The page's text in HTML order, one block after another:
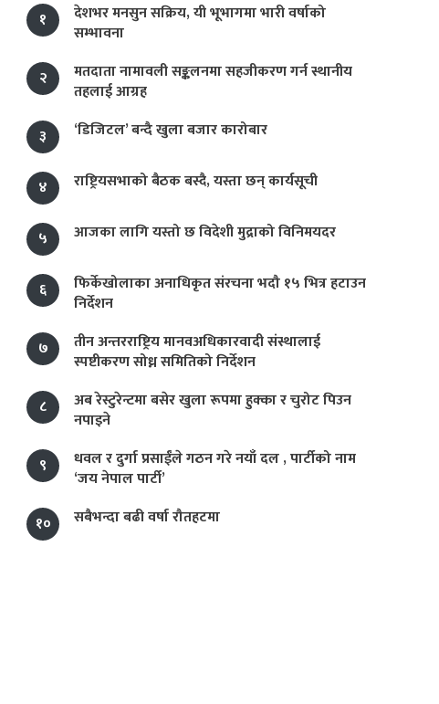
१
देशभर मनसुन सक्रिय, यी भूभागमा भारी वर्षाको
सम्भावना
२
मतदाता नामावली सङ्कलनमा सहजीकरण गर्न स्थानीय
तहलाई आग्रह
३
‘डिजिटल’ बन्दै खुला बजार कारोबार
४ राष्ट्रियसभाको बैठक बस्दै, यस्ता छन् कार्यसूची
५ आजका लागि यस्तो छ विदेशी मुद्राको विनिमयदर
६
फिर्केखोलाका अनाधिकृत संरचना भदौ १५ भित्र हटाउन
निर्देशन
७
तीन अन्तरराष्ट्रिय मानवअधिकारवादी संस्थालाई
स्पष्टीकरण सोध्न समितिको निर्देशन
८
अब रेस्टुरेन्टमा बसेर खुला रूपमा हुक्का र चुरोट पिउन
नपाइने
९
धवल र दुर्गा प्रसाईंले गठन गरे नयाँ दल , पार्टीको नाम
‘जय नेपाल पार्टी’
१०
सबैभन्दा बढी वर्षा रौतहटमा